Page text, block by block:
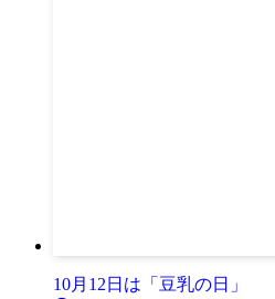
10月12日は「豆乳の日」